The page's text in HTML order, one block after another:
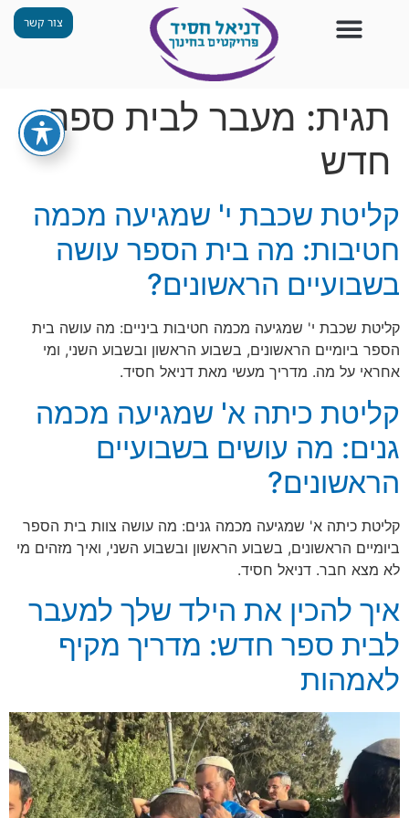
צור קשר
תגית: מעבר לבית ספר
חדש
קליטת שכבת י' שמגיעה מכמה
חטיבות: מה בית הספר עושה
בשבועיים הראשונים?
קליטת שכבת י' שמגיעה מכמה חטיבות ביניים: מה עושה בית
הספר ביומיים הראשונים, בשבוע הראשון ובשבוע השני, ומי
אחראי על מה. מדריך מעשי מאת דניאל חסיד.
קליטת כיתה א' שמגיעה מכמה
גנים: מה עושים בשבועיים
הראשונים?
קליטת כיתה א' שמגיעה מכמה גנים: מה עושה צוות בית הספר
ביומיים הראשונים, בשבוע הראשון ובשבוע השני, ואיך מזהים מי
לא מצא חבר. דניאל חסיד.
איך להכין את הילד שלך למעבר
לבית ספר חדש: מדריך מקיף
לאמהות